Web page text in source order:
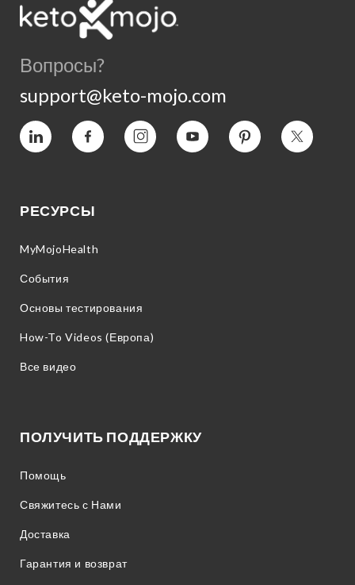
Вопросы?
support@keto-mojo.com
Vimeo Facebook InstagramYouTube ПинтересTwitter
РЕСУРСЫ
MyMojoHealth
События
Основы тестирования
How-To Videos (Европа)
Все видео
ПОЛУЧИТЬ ПОДДЕРЖКУ
Помощь
Свяжитесь с Нами
Доставка
Гарантия и возврат